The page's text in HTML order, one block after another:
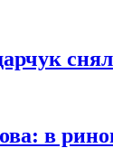
в